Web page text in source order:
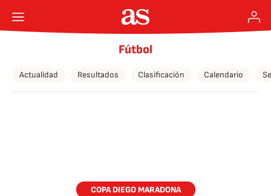
Fútbol
Actualidad Resultados Clasificación Calendario
COPA DIEGO MARADONA